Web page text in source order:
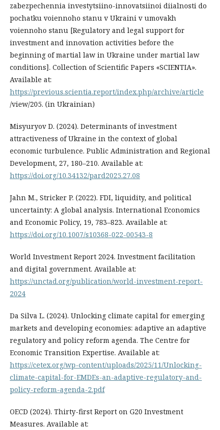
zabezpechennia investytsiino-innovatsiinoi diialnosti do
pochatku voiennoho stanu v Ukraini v umovakh
voiennoho stanu [Regulatory and legal support for
investment and innovation activities before the
beginning of martial law in Ukraine under martial law
conditions]. Collection of Scientific Papers «SCIENTIA».
Available at:
https://previous.scientia.report/index.php/archive/article
/view/205. (in Ukrainian)
Misyuryov D. (2024). Determinants of investment
attractiveness of Ukraine in the context of global
economic turbulence. Public Administration and Regional
Development, 27, 180–210. Available at:
https://doi.org/10.34132/pard2025.27.08
Jahn M., Stricker P. (2022). FDI, liquidity, and political
uncertainty: A global analysis. International Economics
and Economic Policy, 19, 783–823. Available at:
https://doi.org/10.1007/s10368-022-00543-8
World Investment Report 2024. Investment facilitation
and digital government. Available at:
https://unctad.org/publication/world-investment-report-
2024
Da Silva L. (2024). Unlocking climate capital for emerging
markets and developing economies: adaptive an adaptive
regulatory and policy reform agenda. The Centre for
Economic Transition Expertise. Available at:
https://cetex.org/wp-content/uploads/2025/11/Unlocking-
climate-capital-for-EMDEs-an-adaptive-regulatory-and-
policy-reform-agenda-2.pdf
OECD (2024). Thirty-first Report on G20 Investment
Measures. Available at: